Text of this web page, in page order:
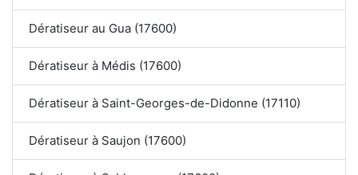
Dératiseur au Gua (17600)
Dératiseur à Médis (17600)
Dératiseur à Saint-Georges-de-Didonne (17110)
Dératiseur à Saujon (17600)